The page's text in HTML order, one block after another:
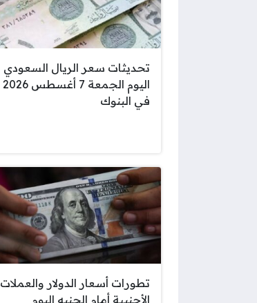
تحديثات سعر الريال السعودي
اليوم الجمعة 7 أغسطس 2026
في البنوك
تطورات أسعار الدولار والعملات
الأجنبية أمام الجنيه اليوم